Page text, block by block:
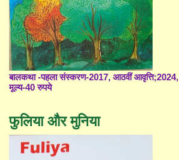
बालकथा -पहला संस्करण-2017, आठवीं आवृत्ति;2024,
मूल्य-40 रुपये
फुलिया और मुनिया